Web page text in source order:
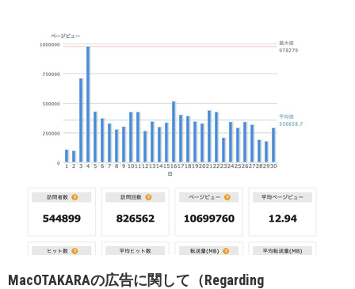
MacOTAKARAの広告に関して（Regarding